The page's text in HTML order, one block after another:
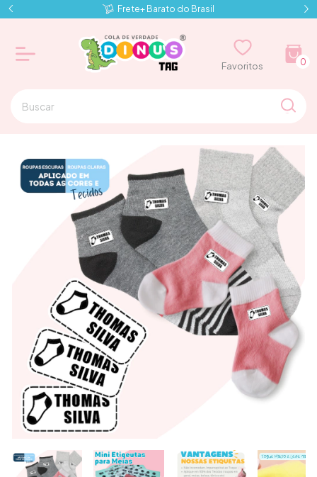
Frete+ Barato do Brasil
⠀⠀Favoritos⠀⠀ 0